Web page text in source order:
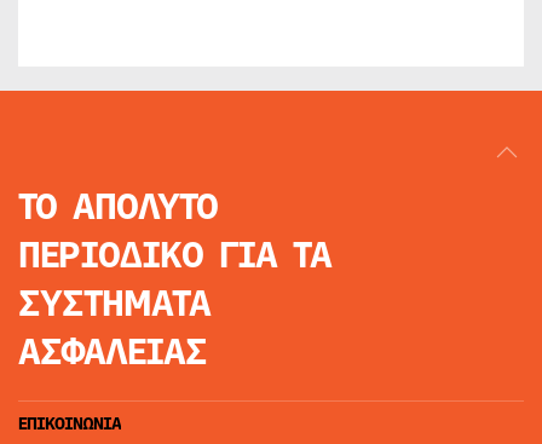
ΤΟ ΑΠΟΛΥΤΟ
ΠΕΡΙΟΔΙΚΟ ΓΙΑ ΤΑ
ΣΥΣΤΗΜΑΤΑ
ΑΣΦΑΛΕΙΑΣ
ΕΠΙΚΟΙΝΩΝΙΑ